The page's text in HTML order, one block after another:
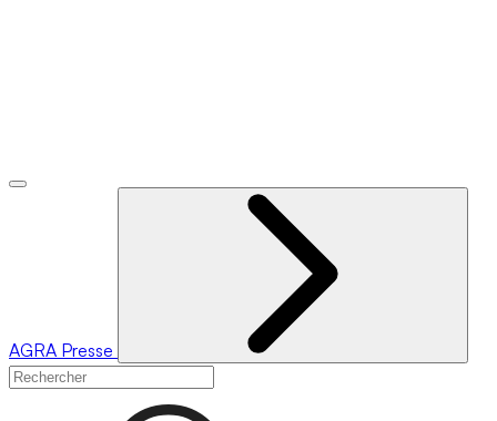
AGRA Presse